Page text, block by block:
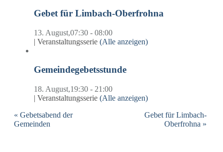
Gebet für Limbach-Oberfrohna
13. August,07:30 - 08:00
| Veranstaltungsserie (Alle anzeigen)
Gemeindegebetsstunde
18. August,19:30 - 21:00
| Veranstaltungsserie (Alle anzeigen)
« Gebetsabend der
Gemeinden
Gebet für Limbach-
Oberfrohna »